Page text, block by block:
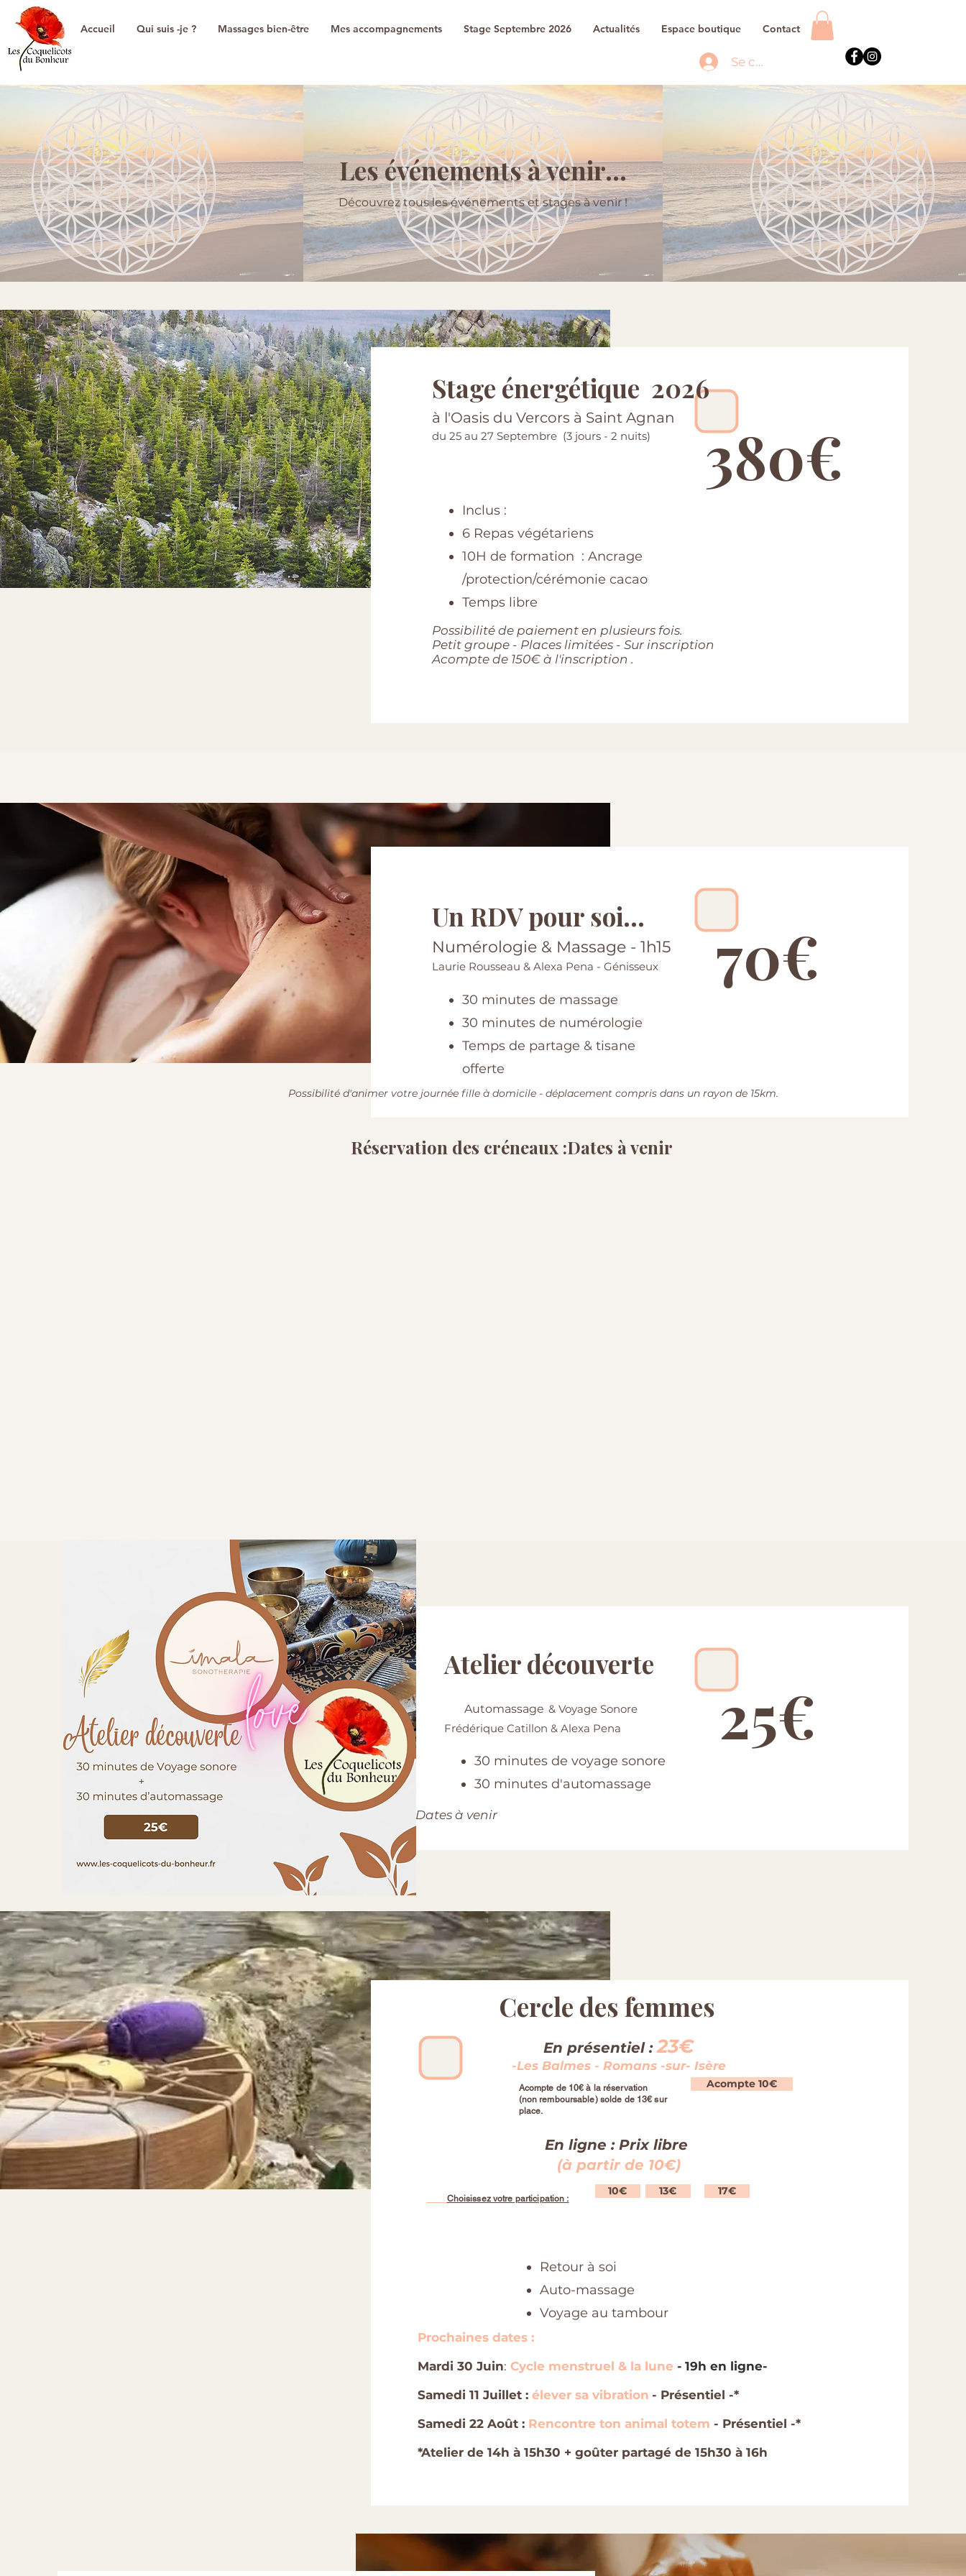
Accueil Qui suis -je ? Massages bien-être Mes accompagnements Stage Septembre 2026 Actualités Espace boutique Contact
Se connecter
Les événements à venir...
Découvrez tous les événements et stages à venir !
à l'Oasis du Vercors à Saint Agnan
Stage énergétique 2026
Inclus :
6 Repas végétariens
10H de formation : Ancrage
/protection/cérémonie cacao
Temps libre
380€
du 25 au 27 Septembre (3 jours - 2 nuits)
Possibilité de paiement en plusieurs fois.
Petit groupe - Places limitées - Sur inscription
Acompte de 150€ à l'inscription .
Numérologie & Massage - 1h15
Un RDV pour soi...
30 minutes de massage
30 minutes de numérologie
Temps de partage & tisane
offerte
70€
Laurie Rousseau & Alexa Pena - Génisseux
Possibilité d'animer votre journée fille à domicile - déplacement compris dans un rayon de 15km​.
Réservation des créneaux :Dates à venir
Automassage & Voyage Sonore
Atelier découverte
30 minutes de voyage sonore
30 minutes d'automassage
25€
Frédérique Catillon & Alexa Pena
Dates à venir
Cercle des femmes
Acompte 10€
13€ 17€
Acompte de 10€ à la réservation
(non remboursable) solde de 13€ sur
place.
Choisissez votre participation :
En présentiel :23€
-​Les Balmes - Romans -sur- Isère
En ligne :Prix libre
(à partir de 10€)
10€
Retour à soi
Auto-massage
Voyage au tambour
Prochaines dates :
Mardi 30 Juin: Cycle menstruel & la lune - 19h en ligne-
Samedi 11 Juillet :élever sa vibration - Présentiel -*
Samedi 22 Août :Rencontre ton animal totem - Présentiel -*
*Atelier de 14h à 15h30 + goûter partagé de 15h30 à 16h